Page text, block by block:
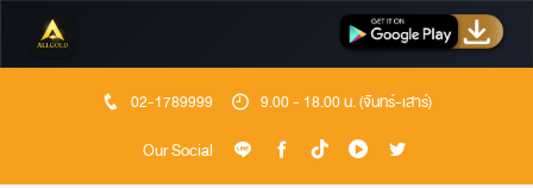
02-1789999 9.00 - 18.00 น. (จันทร์-เสาร์)
Our Social